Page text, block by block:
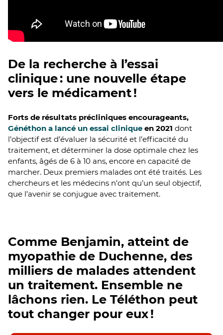
De la recherche à l’essai
clinique : une nouvelle étape
vers le médicament !
Forts de résultats précliniques encourageants,
Généthon a lancé un essai clinique en 2021 dont
l’objectif est d’évaluer la sécurité et l’efficacité du
traitement, et déterminer la dose optimale chez les
enfants, âgés de 6 à 10 ans, encore en capacité de
marcher. Deux premiers malades ont été traités. Les
chercheurs et les médecins n’ont qu’un seul objectif,
que l’avenir se conjugue avec traitement.
Comme Benjamin, atteint de
myopathie de Duchenne, des
milliers de malades attendent
un traitement. Ensemble ne
lâchons rien. Le Téléthon peut
tout changer pour eux !